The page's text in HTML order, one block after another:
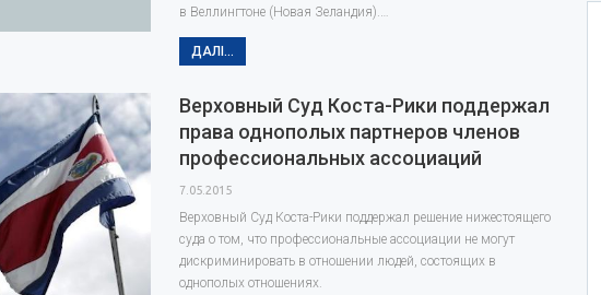
в Веллингтоне (Новая Зеландия).…
ДАЛІ...
Верховный Суд Коста-Рики поддержал
права однополых партнеров членов
профессиональных ассоциаций
7.05.2015
Верховный Суд Коста-Рики поддержал решение нижестоящего
суда о том, что профессиональные ассоциации не могут
дискриминировать в отношении людей, состоящих в
однополых отношениях.